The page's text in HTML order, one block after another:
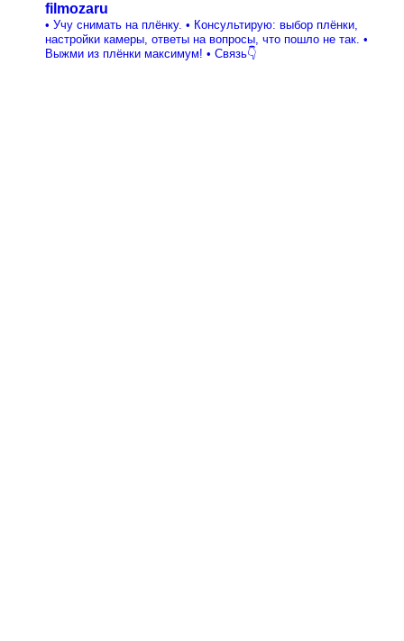
filmozaru
• Учу снимать на плёнку. • Консультирую: выбор плёнки,
настройки камеры, ответы на вопросы, что пошло не так. •
Выжми из плёнки максимум! • Связь👇